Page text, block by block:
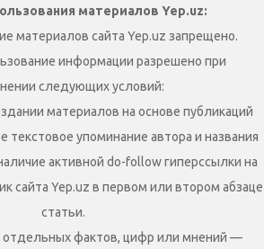
материалов Yep.uz:
материалов сайта Yep.uz запрещено.
информации разрешено при
следующих условий:
материалов на основе публикаций
текстовое упоминание автора и названия
активной do-follow гиперссылки на
сайта Yep.uz в первом или втором абзаце
статьи.
отдельных фактов, цифр или мнений —